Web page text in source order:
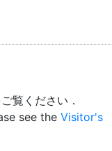
ご覧ください．
see the Visitor's